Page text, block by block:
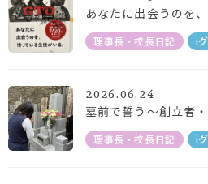
あなたに出会うのを
理事長・校長日記 i
2026.06.24
墓前で誓う～創立者
理事長・校長日記 i